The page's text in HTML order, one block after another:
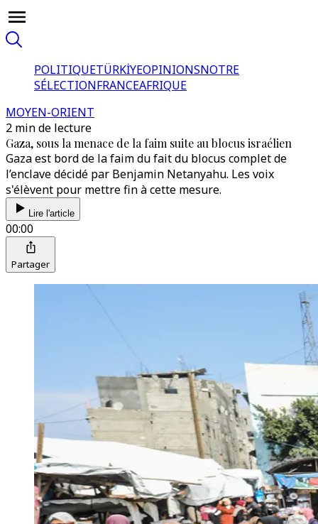
POLITIQUETÜRKİYEOPINIONSNOTRE
SÉLECTIONFRANCEAFRIQUE
MOYEN-ORIENT
2 min de lecture
Gaza, sous la menace de la faim suite au blocus israélien
Gaza est bord de la faim du fait du blocus complet de
l’enclave décidé par Benjamin Netanyahu. Les voix
s'élèvent pour mettre fin à cette mesure.
Lire l'article
00:00
Partager